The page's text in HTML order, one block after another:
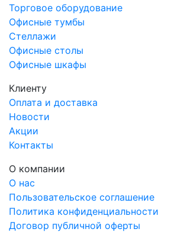
Торговое оборудование
Офисные тумбы
Стеллажи
Офисные столы
Офисные шкафы
Клиенту
Оплата и доставка
Новости
Акции
Контакты
О компании
О нас
Пользовательское соглашение
Политика конфиденциальности
Договор публичной оферты